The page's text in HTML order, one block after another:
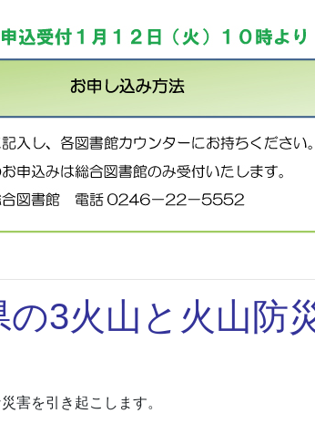
の3火山と火山防
害を引き起こします。